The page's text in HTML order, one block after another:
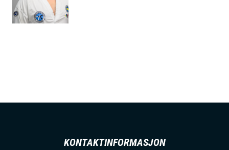
KONTAKTINFORMASJON